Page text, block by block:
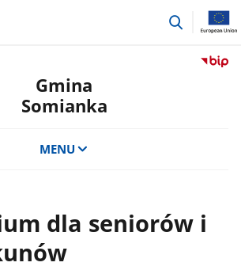
przejdź
Przejdź
Gmina
Somianka
MENU
dla seniorów i